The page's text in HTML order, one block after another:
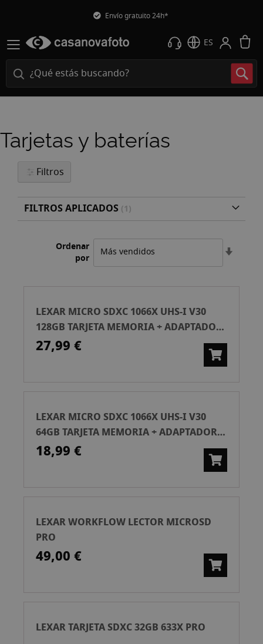
Envío gratuito 24h*
ES
Tarjetas y baterías
Filtros
FILTROS APLICADOS
Ordenar
por
LEXAR MICRO SDXC 1066X UHS-I V30
128GB TARJETA MEMORIA + ADAPTADOR
SD
27,99 €
LEXAR MICRO SDXC 1066X UHS-I V30
64GB TARJETA MEMORIA + ADAPTADOR
SD
18,99 €
LEXAR WORKFLOW LECTOR MICROSD
PRO
49,00 €
LEXAR TARJETA SDXC 32GB 633X PRO